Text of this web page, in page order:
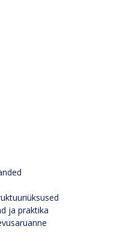
ja praktika